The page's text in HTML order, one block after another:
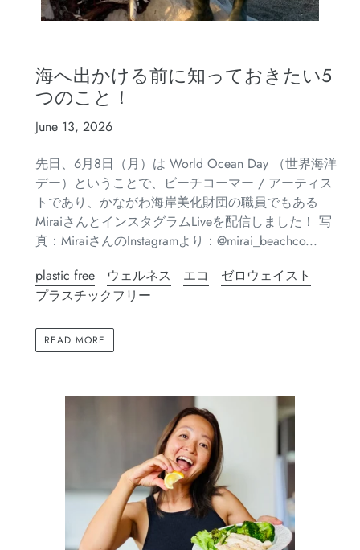
海へ出かける前に知っておきたい5
つのこと！
June 13, 2026
先日、6月8日（月）は World Ocean Day （世界海洋
デー）ということで、ビーチコーマー / アーティス
トであり、かながわ海岸美化財団の職員でもある
MiraiさんとインスタグラムLiveを配信しました！ 写
真：MiraiさんのInstagramより：@mirai_beachco...
plastic free
ウェルネス エコ
ゼロウェイスト
プラスチックフリー
READ MORE